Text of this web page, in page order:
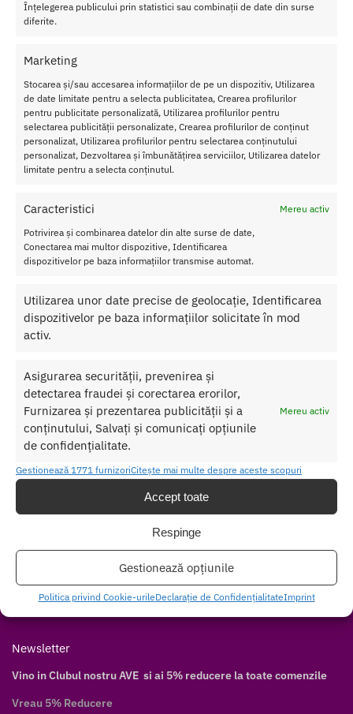
Înțelegerea publicului prin statistici sau combinații de date din surse
diferite.
Marketing
Stocarea și/sau accesarea informațiilor de pe un dispozitiv, Utilizarea
de date limitate pentru a selecta publicitatea, Crearea profilurilor
pentru publicitate personalizată, Utilizarea profilurilor pentru
selectarea publicității personalizate, Crearea profilurilor de conținut
personalizat, Utilizarea profilurilor pentru selectarea conținutului
personalizat, Dezvoltarea și îmbunătățirea serviciilor, Utilizarea datelor
limitate pentru a selecta conținutul.
Caracteristici
Mereu activ
Potrivirea și combinarea datelor din alte surse de date,
Conectarea mai multor dispozitive, Identificarea
dispozitivelor pe baza informațiilor transmise automat.
Utilizarea unor date precise de geolocație, Identificarea
dispozitivelor pe baza informațiilor solicitate în mod
activ.
Asigurarea securității, prevenirea și
detectarea fraudei și corectarea erorilor,
Furnizarea și prezentarea publicității și a
conținutului, Salvați și comunicați opțiunile
de confidențialitate.
Mereu activ
Gestionează 1771 furnizoriCitește mai multe despre aceste scopuri
Accept toate
Respinge
Gestionează opțiunile
Politica privind Cookie-urileDeclarație de ConfidențialitateImprint
Transport Gratuit
Retur Gratis in 21 zile
Toate comenzile pot fi returnate in 14 zile conform termenilor.
Sex Shop Romania
Comanda online de oriunde ai fi si primesti comanda a 2-a zi.
Discretie Maxima
Toate produsele sunt livrate prompt si discret in toata tara
Despre Noi
Confidentialitatea datelor
Protectia Consumatorului
Contul meu
Cum cumpăr
Livrare discretă
Modalități de plată
Modalități de livrare
Twitter
Pinterest
Newsletter
Vino in Clubul nostru AVE si ai 5% reducere la toate comenzile
Vreau 5% Reducere